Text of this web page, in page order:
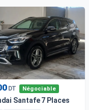
Bizerte
DT Négociable
Santafe 7 Places